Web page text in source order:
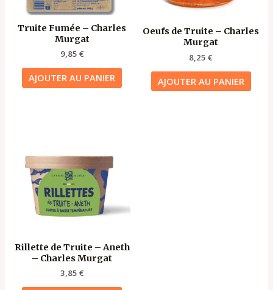
Truite Fumée – Charles
Murgat
9,85 €
AJOUTER AU PANIER
Oeufs de Truite – Charles
Murgat
8,25€
AJOUTER AU PANIER
Rillette de Truite – Aneth
– Charles Murgat
3,85 €